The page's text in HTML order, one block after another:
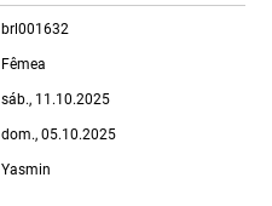
brl001632
Fêmea
sáb., 11.10.2025
dom., 05.10.2025
Yasmin